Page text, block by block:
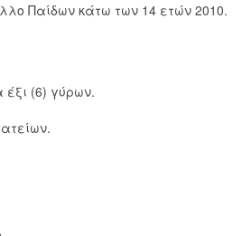
Παίδων κάτω των 14 ετών 2010.
έξι (6) γύρων.